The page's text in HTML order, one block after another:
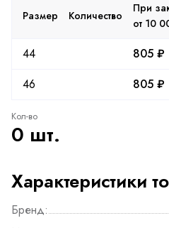
Размер Количество
При
от 10
44 805 ₽
46
805 ₽
Кол-во
0 шт.
Характеристики
Бренд: